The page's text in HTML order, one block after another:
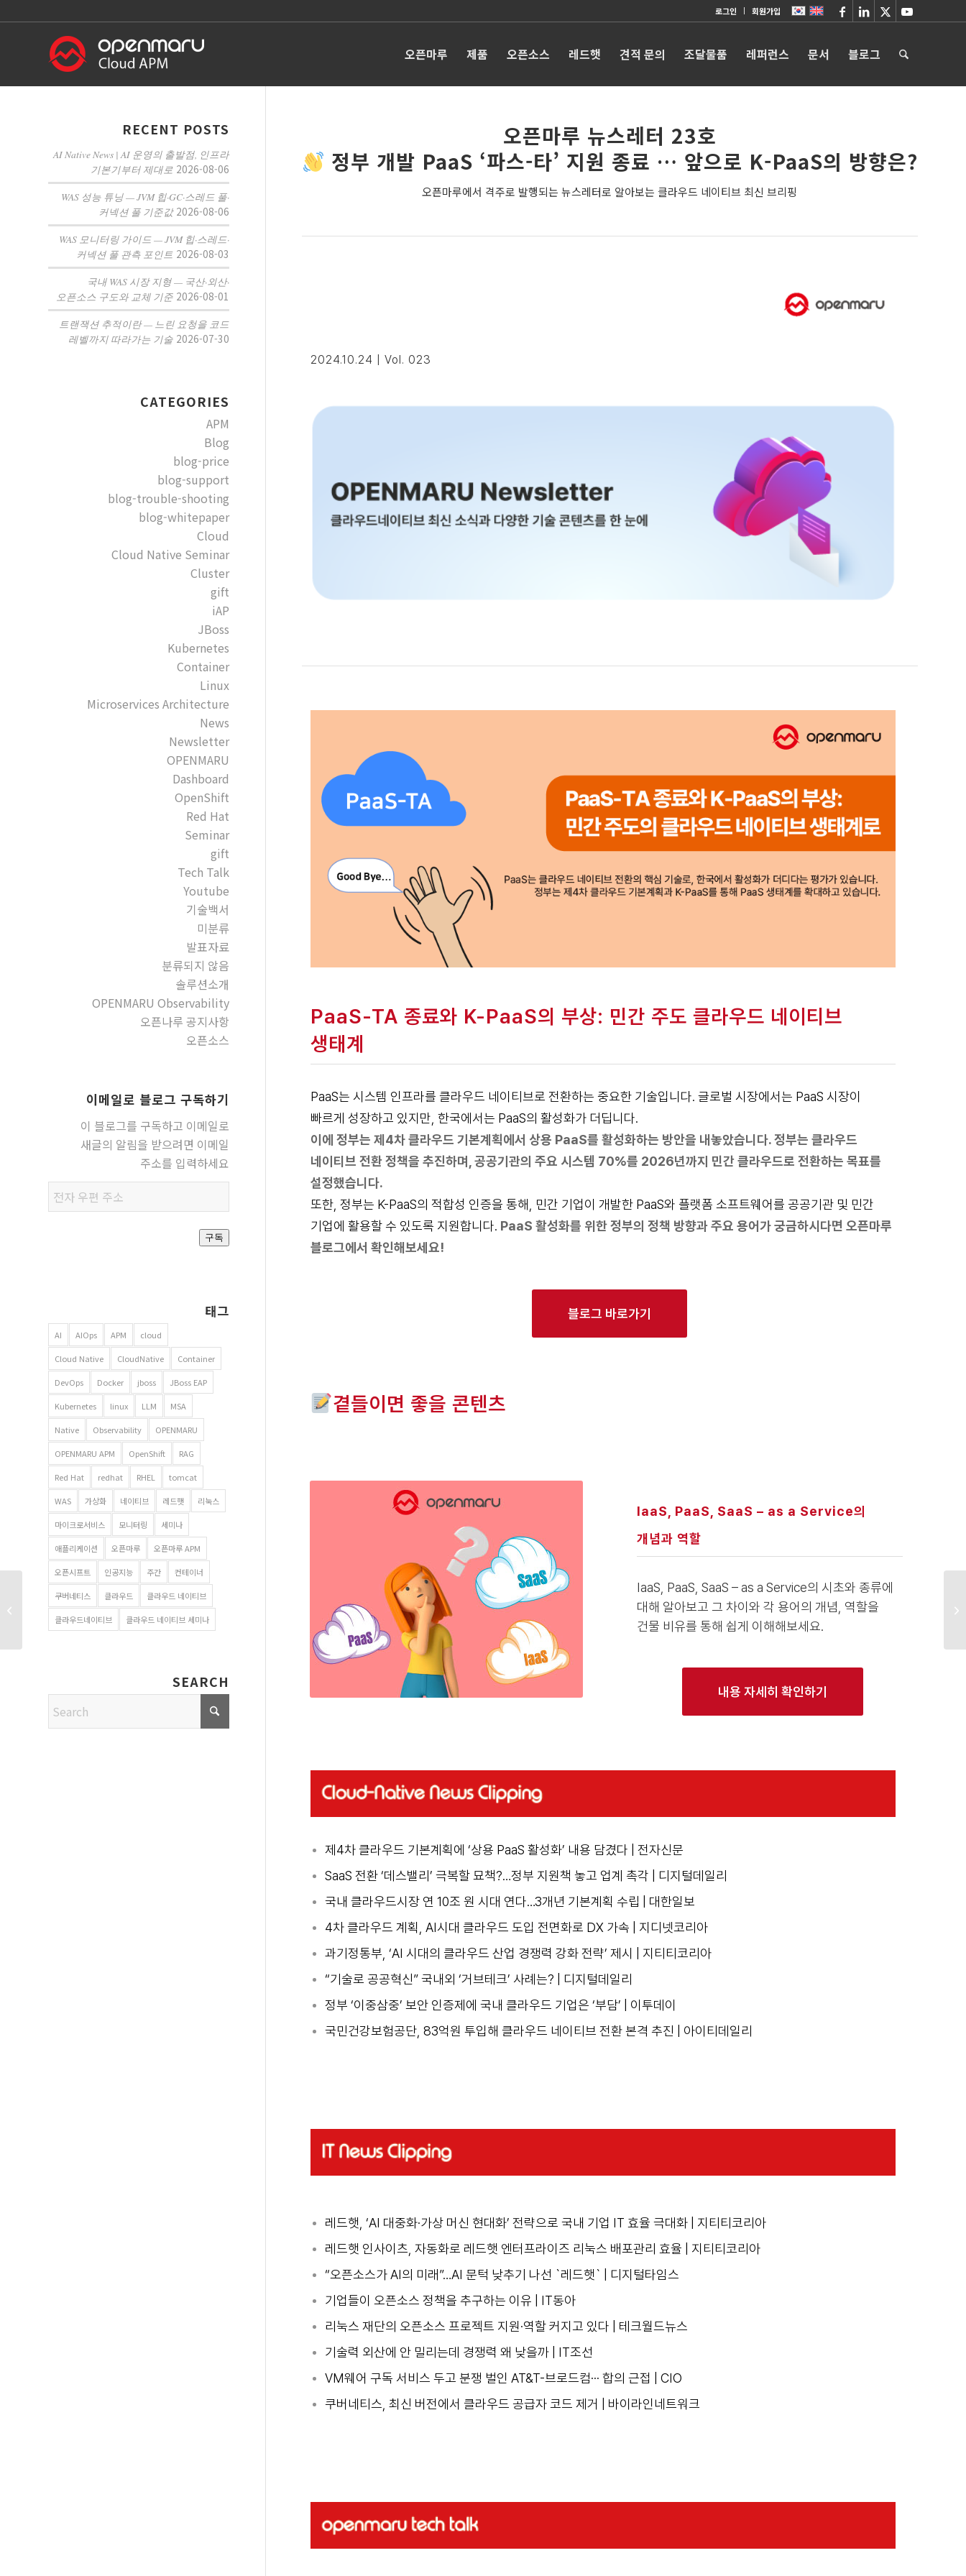
로그인 회원가입
오픈마루 제품 오픈소스 레드햇 견적 문의 조달물품 레퍼런스 문서 블로그
오픈마루 뉴스레터 23호
정부 개발 PaaS ‘파스-타’ 지원 종료 … 앞으로 K-PaaS의 방향은?
오픈마루에서 격주로 발행되는 뉴스레터로 알아보는 클라우드 네이티브 최신 브리핑
2024.10.24 | Vol. 023
PaaS-TA 종료와 K-PaaS의 부상: 민간 주도 클라우드 네이티브
생태계
PaaS는 시스템 인프라를 클라우드 네이티브로 전환하는 중요한 기술입니다. 글로벌 시장에서는 PaaS 시장이
빠르게 성장하고 있지만, 한국에서는 PaaS의 활성화가 더딥니다.
이에 정부는 제4차 클라우드 기본계획에서 상용 PaaS를 활성화하는 방안을 내놓았습니다. 정부는 클라우드
네이티브 전환 정책을 추진하며, 공공기관의 주요 시스템 70%를 2026년까지 민간 클라우드로 전환하는 목표를
설정했습니다.
또한, 정부는 K-PaaS의 적합성 인증을 통해, 민간 기업이 개발한 PaaS와 플랫폼 소프트웨어를 공공기관 및 민간
기업에 활용할 수 있도록 지원합니다. PaaS 활성화를 위한 정부의 정책 방향과 주요 용어가 궁금하시다면 오픈마루
블로그에서 확인해보세요!
블로그 바로가기
곁들이면 좋을 콘텐츠
IaaS, PaaS, SaaS – as a Service의
개념과 역할
IaaS, PaaS, SaaS – as a Service의 시초와 종류에
대해 알아보고 그 차이와 각 용어의 개념, 역할을
건물 비유를 통해 쉽게 이해해보세요.
내용 자세히 확인하기
제4차 클라우드 기본계획에 ‘상용 PaaS 활성화’ 내용 담겼다 | 전자신문
SaaS 전환 ‘데스밸리’ 극복할 묘책?…정부 지원책 놓고 업계 촉각 | 디지털데일리
국내 클라우드시장 연 10조 원 시대 연다…3개년 기본계획 수립 | 대한일보
4차 클라우드 계획, AI시대 클라우드 도입 전면화로 DX 가속 | 지디넷코리아
과기정통부, ‘AI 시대의 클라우드 산업 경쟁력 강화 전략’ 제시 | 지티티코리아
“기술로 공공혁신” 국내외 ‘거브테크’ 사례는? | 디지털데일리
정부 ‘이중삼중’ 보안 인증제에 국내 클라우드 기업은 ‘부담’ | 이투데이
국민건강보험공단, 83억원 투입해 클라우드 네이티브 전환 본격 추진 | 아이티데일리
레드햇, ‘AI 대중화·가상 머신 현대화’ 전략으로 국내 기업 IT 효율 극대화 | 지티티코리아
레드햇 인사이츠, 자동화로 레드햇 엔터프라이즈 리눅스 배포관리 효율 | 지티티코리아
“오픈소스가 AI의 미래”…AI 문턱 낮추기 나선 `레드햇` | 디지털타임스
기업들이 오픈소스 정책을 추구하는 이유 | IT동아
리눅스 재단의 오픈소스 프로젝트 지원·역할 커지고 있다 | 테크월드뉴스
기술력 외산에 안 밀리는데 경쟁력 왜 낮을까 | IT조선
VM웨어 구독 서비스 두고 분쟁 벌인 AT&T-브로드컴··· 합의 근접 | CIO
쿠버네티스, 최신 버전에서 클라우드 공급자 코드 제거 | 바이라인네트워크
RECENT POSTS
AI Native News | AI 운영의 출발점, 인프라
기본기부터 제대로 2026-08-06
WAS 성능 튜닝 — JVM 힙·GC·스레드 풀·
커넥션 풀 기준값 2026-08-06
WAS 모니터링 가이드 — JVM 힙·스레드·
커넥션 풀 관측 포인트 2026-08-03
국내 WAS 시장 지형 — 국산·외산·
오픈소스 구도와 교체 기준 2026-08-01
트랜잭션 추적이란 — 느린 요청을 코드
레벨까지 따라가는 기술 2026-07-30
CATEGORIES
APM
Blog
blog-price
blog-support
blog-trouble-shooting
blog-whitepaper
Cloud
Cloud Native Seminar
Cluster
gift
iAP
JBoss
Kubernetes
Container
Linux
Microservices Architecture
News
Newsletter
OPENMARU
Dashboard
OpenShift
Red Hat
Seminar
gift
Tech Talk
Youtube
기술백서
미분류
발표자료
분류되지 않음
솔루션소개
OPENMARU Observability
오픈나루 공지사항
오픈소스
이메일로 블로그 구독하기
이 블로그를 구독하고 이메일로
새글의 알림을 받으려면 이메일
주소를 입력하세요
우편
주소
구독
태그
AI AIOps APM cloud
Cloud Native CloudNative Container
DevOps Docker jboss JBoss EAP
Kubernetes linux LLM MSA
Native Observability OPENMARU
OPENMARU APM OpenShift RAG
Red Hat redhat RHEL tomcat
WAS 가상화 네이티브 레드햇 리눅스
마이크로서비스 모니터링 세미나
애플리케이션 오픈마루 오픈마루 APM
오픈시프트 인공지능 주간 컨테이너
쿠버네티스 클라우드 클라우드 네이티브
클라우드네이티브 클라우드 네이티브 세미나
SEARCH
PaaS-TA 종료와 K-
PaaS의 부상: 민간
주도의 클라우드
네이티브...